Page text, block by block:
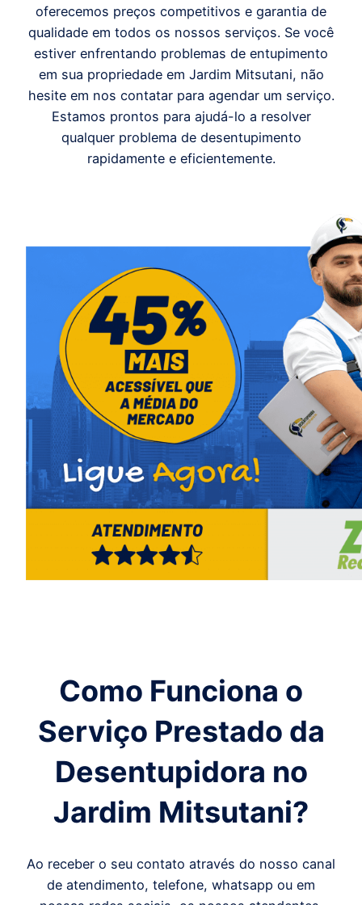
oferecemos preços competitivos e garantia de
qualidade em todos os nossos serviços. Se você
estiver enfrentando problemas de entupimento
em sua propriedade em Jardim Mitsutani, não
hesite em nos contatar para agendar um serviço.
Estamos prontos para ajudá-lo a resolver
qualquer problema de desentupimento
rapidamente e eficientemente.
Como Funciona o
Serviço Prestado da
Desentupidora no
Jardim Mitsutani?
Ao receber o seu contato através do nosso canal
de atendimento, telefone, whatsapp ou em